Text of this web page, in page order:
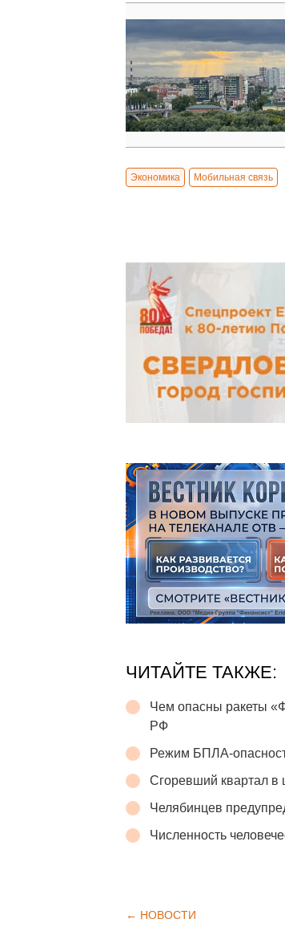
Экономика Мобильная связь
ЧИТАЙТЕ ТАКЖЕ:
Чем опасны ракеты
РФ
Режим БПЛА-
Сгоревший квартал в
Челябинцев
Численность
← НОВОСТИ